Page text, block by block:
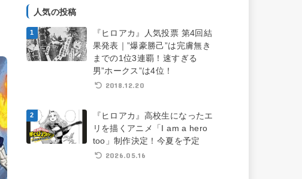
人気の投稿
『ヒロアカ』人気投票 第4回結
果発表｜”爆豪勝己”は完膚無き
までの1位3連覇！速すぎる
男”ホークス”は4位！
2018.12.20
『ヒロアカ』高校生になったエ
リを描くアニメ「I am a hero
too」制作決定！今夏を予定
2026.05.16